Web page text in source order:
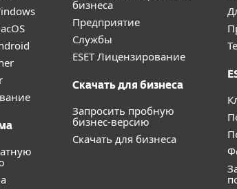
бизнеса
Предприятие
Службы
ESET Лицензирование
Скачать для бизнеса
Запросить пробную
бизнес-версию
Скачать для бизнеса